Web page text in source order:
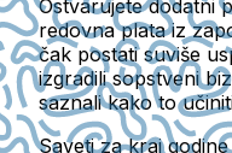
Ostvarujete dodatni
redovna plata iz
čak postati suviše
izgradili sopstveni
saznali kako to
Saveti za kraj